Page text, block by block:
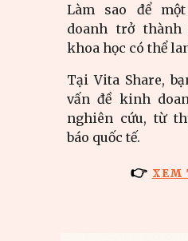
Làm sao để
doanh trở
khoa học có thể
Tại Vita Share,
vấn đề kinh
nghiên cứu, từ
báo quốc tế.
👉 XEM